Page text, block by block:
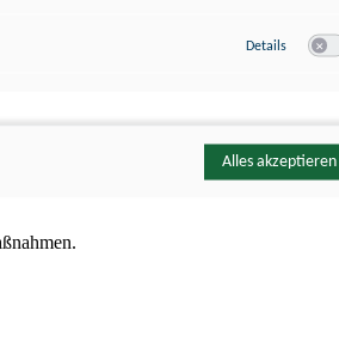
Details zu
Alles akzeptieren